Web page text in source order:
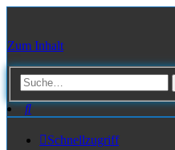
Zum Inhalt
Suche
Schnellzugriff